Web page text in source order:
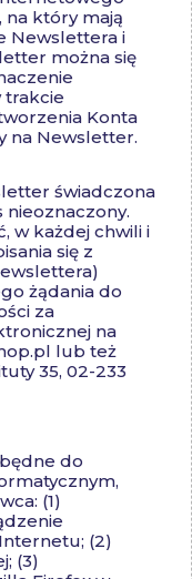
który mają
Newslettera i
można się
trakcie
Konta
na Newsletter.
świadczona
nieoznaczony.
w każdej chwili i
się z
żądania do
za
na
lub też
35, 02-233
do
(1)
(2)
(3)